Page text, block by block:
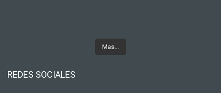
Mas...
REDES SOCIALES